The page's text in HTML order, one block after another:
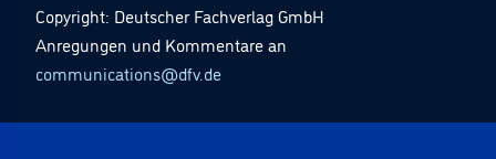
Copyright: Deutscher Fachverlag GmbH
Anregungen und Kommentare an
communications@dfv.de